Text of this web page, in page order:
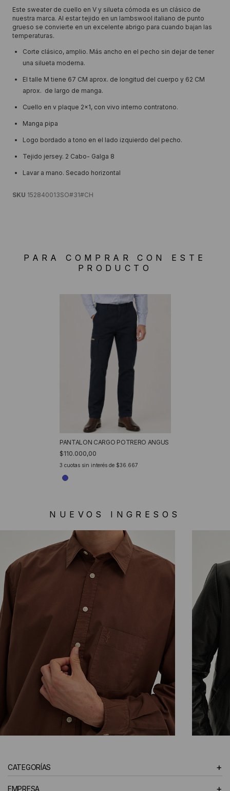
Este sweater de cuello en V y silueta cómoda es un clásico de
nuestra marca. Al estar tejido en un lambswool italiano de punto
grueso se convierte en un excelente abrigo para cuando bajan las
temperaturas.
Corte clásico, amplio. Más ancho en el pecho sin dejar de tener
una silueta moderna.
El talle M tiene 67 CM aprox. de longitud del cuerpo y 62 CM
aprox. de largo de manga.
Cuello en v plaque 2x1, con vivo interno contratono.
Manga pipa
Logo bordado a tono en el lado izquierdo del pecho.
Tejido jersey. 2 Cabo- Galga 8
Lavar a mano. Secado horizontal
SKU 152840013SO#31#CH
PARA COMPRAR CON ESTE
PRODUCTO
PANTALON CARGO POTRERO ANGUS
$110.000,00
3 cuotas sin interés de $36.667
NUEVOS INGRESOS
HOMBRE
CATEGORÍAS +
EMPRESA +